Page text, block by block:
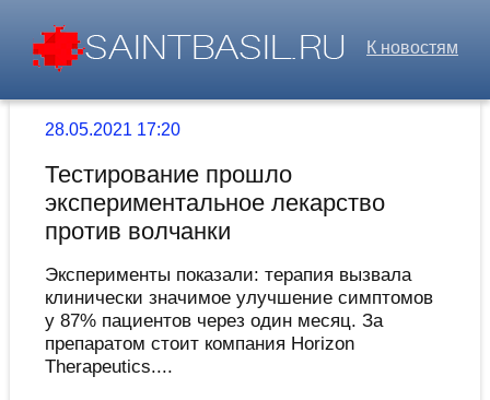
К новостям
28.05.2021 17:20
Тестирование прошло
экспериментальное лекарство
против волчанки
Эксперименты показали: терапия вызвала
клинически значимое улучшение симптомов
у 87% пациентов через один месяц. За
препаратом стоит компания Horizon
Therapeutics....